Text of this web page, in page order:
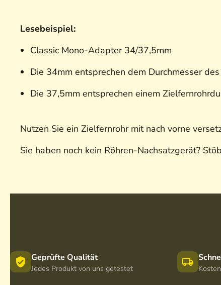
Lesebeispiel:
Classic Mono-Adapter 34/37,5mm
Die 34mm entsprechen dem Durchmesser
Die 37,5mm entsprechen einem
Nutzen Sie ein Zielfernrohr mit nach vorne
Sie haben noch kein Röhren-Nachsatzgerät?
Geprüfte Qualität
Jedes Produkt von uns getestet